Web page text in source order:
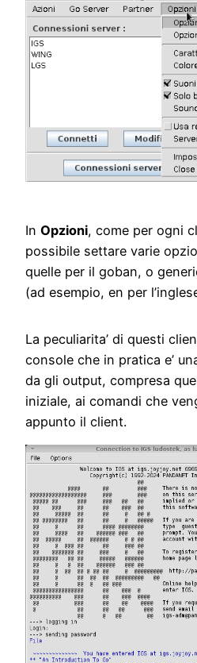
In Opzioni, come per ogni
possibile settare varie
quelle per il goban, o
(ad esempio, en per
La peculiarita’ di questi
console che in pratica e’
da gli output, compresa
iniziale, ai comandi che
appunto il client.